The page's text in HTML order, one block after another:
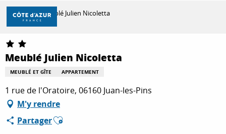
Aller
contenu
principal
DÉCOUVRIR
À FAIRE
SÉJOURNER
Accueil Meublé Julien Nicoletta
Meublé Julien Nicoletta
MEUBLÉ ET GÎTE APPARTEMENT
1 rue de l'Oratoire, 06160 Juan-les-Pins
M'y rendre
PartagerAjouter aux favoris